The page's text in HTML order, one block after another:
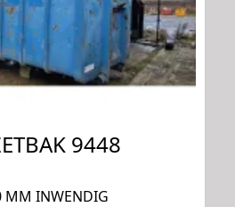
9448
MM INWENDIG